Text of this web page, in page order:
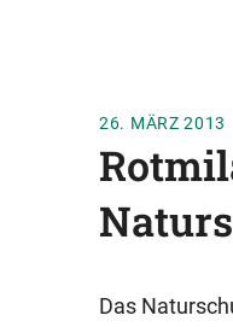
26. MÄRZ 2013
Das